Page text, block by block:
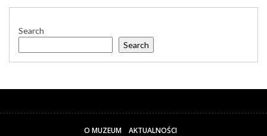
Search
Search
O MUZEUM
AKTUALNOŚCI